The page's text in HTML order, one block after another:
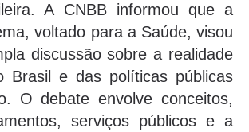
A CNBB informou que a
voltado para a Saúde, visou
discussão sobre a realidade
Brasil e das políticas públicas
O debate envolve conceitos,
serviços públicos e a